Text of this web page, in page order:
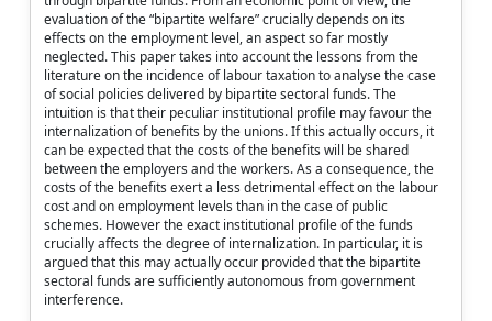
evaluation of the “bipartite welfare” crucially depends on its
effects on the employment level, an aspect so far mostly
neglected. This paper takes into account the lessons from the
literature on the incidence of labour taxation to analyse the case
of social policies delivered by bipartite sectoral funds. The
intuition is that their peculiar institutional profile may favour the
internalization of benefits by the unions. If this actually occurs, it
can be expected that the costs of the benefits will be shared
between the employers and the workers. As a consequence, the
costs of the benefits exert a less detrimental effect on the labour
cost and on employment levels than in the case of public
schemes. However the exact institutional profile of the funds
crucially affects the degree of internalization. In particular, it is
argued that this may actually occur provided that the bipartite
sectoral funds are sufficiently autonomous from government
interference.